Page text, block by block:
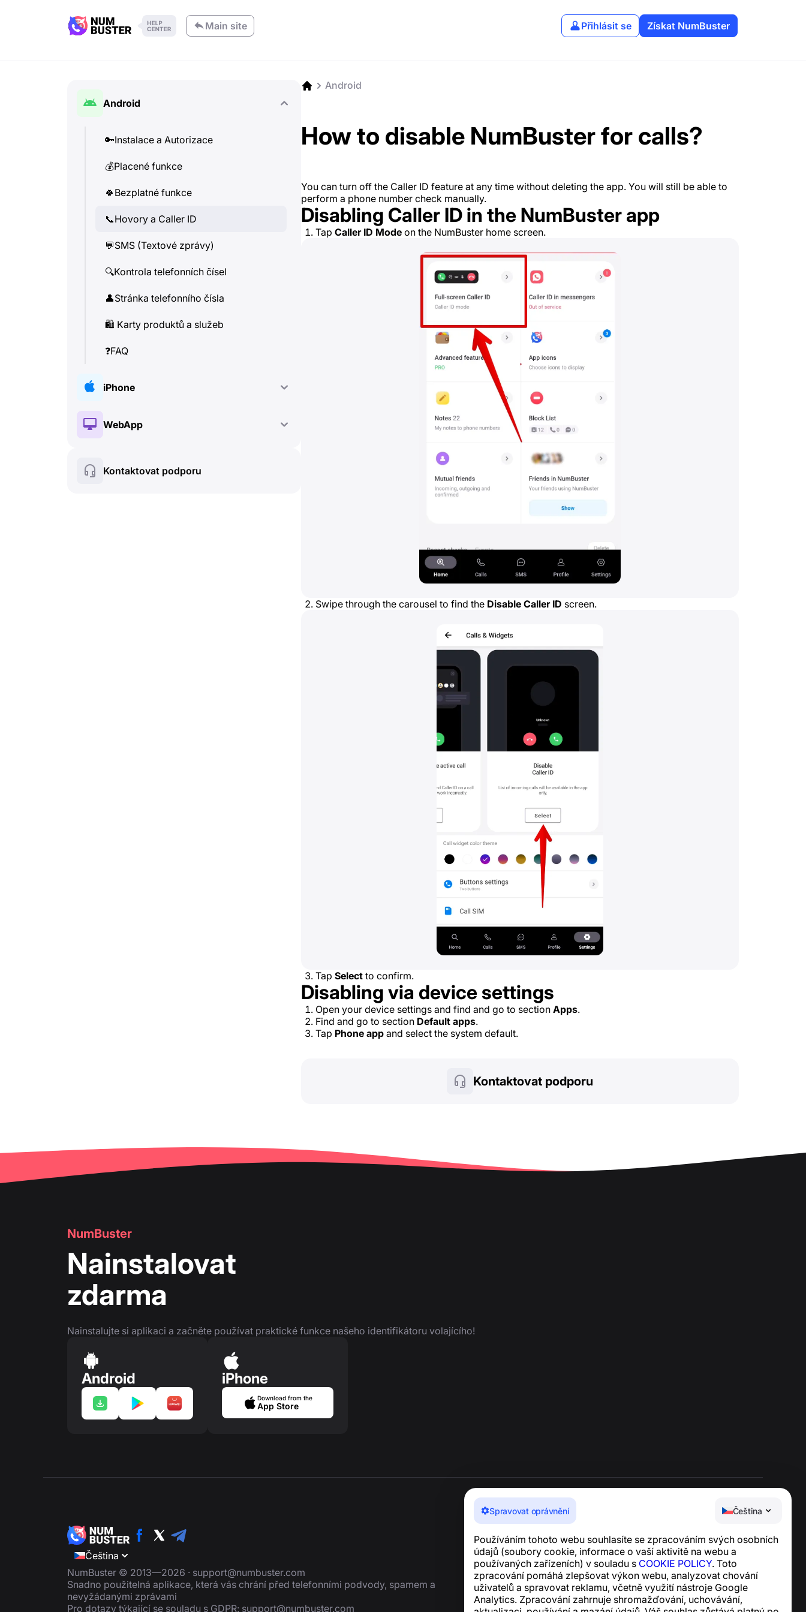
Main site Přihlásit se Získat NumBuster
Spravovat oprávnění Čeština
Používáním tohoto webu souhlasíte se zpracováním svých osobních
údajů (soubory cookie, informace o vaší aktivitě na webu a
používaných zařízeních) v souladu s COOKIE POLICY. Toto
zpracování pomáhá zlepšovat výkon webu, analyzovat chování
uživatelů a spravovat reklamu, včetně využití nástroje Google
Analytics. Zpracování zahrnuje shromažďování, uchovávání,
Android
🔑Instalace a Autorizace
💰Placené funkce
🍀 Bezplatné funkce
📞Hovory a Caller ID
💬SMS (Textové zprávy)
🔍Kontrola telefonních čísel
👤Stránka telefonního čísla
🛍 ️ Karty produktů a služeb
❓FAQ
iPhone
🔑 Instalace a Autorizace
🍀Bezplatné funkce
WebApp
Kontaktovat podporu
Android
How to disable NumBuster for calls?
You can turn off the Caller ID feature at any time without deleting the app. You will still be able to
perform a phone number check manually.
Disabling Caller ID in the NumBuster app
Tap Caller ID Mode on the NumBuster home screen.
Swipe through the carousel to find the Disable Caller ID screen.
Tap Select to confirm.
Disabling via device settings
Open your device settings and find and go to section Apps.
Find and go to section Default apps.
Tap Phone app and select the system default.
Kontaktovat podporu
NumBuster
Nainstalovat
zdarma
Nainstalujte si aplikaci a začněte používat praktické funkce našeho identifikátoru volajícího!
Android iPhone
Download from the
App Store
Čeština
NumBuster © 2013—2026 · support@numbuster.com
Snadno použitelná aplikace, která vás chrání před telefonními podvody, spamem a
nevyžádanými zprávami
Pro dotazy týkající se souladu s GDPR: support@numbuster.com
Zprávy a články
O projektu
Kontakty